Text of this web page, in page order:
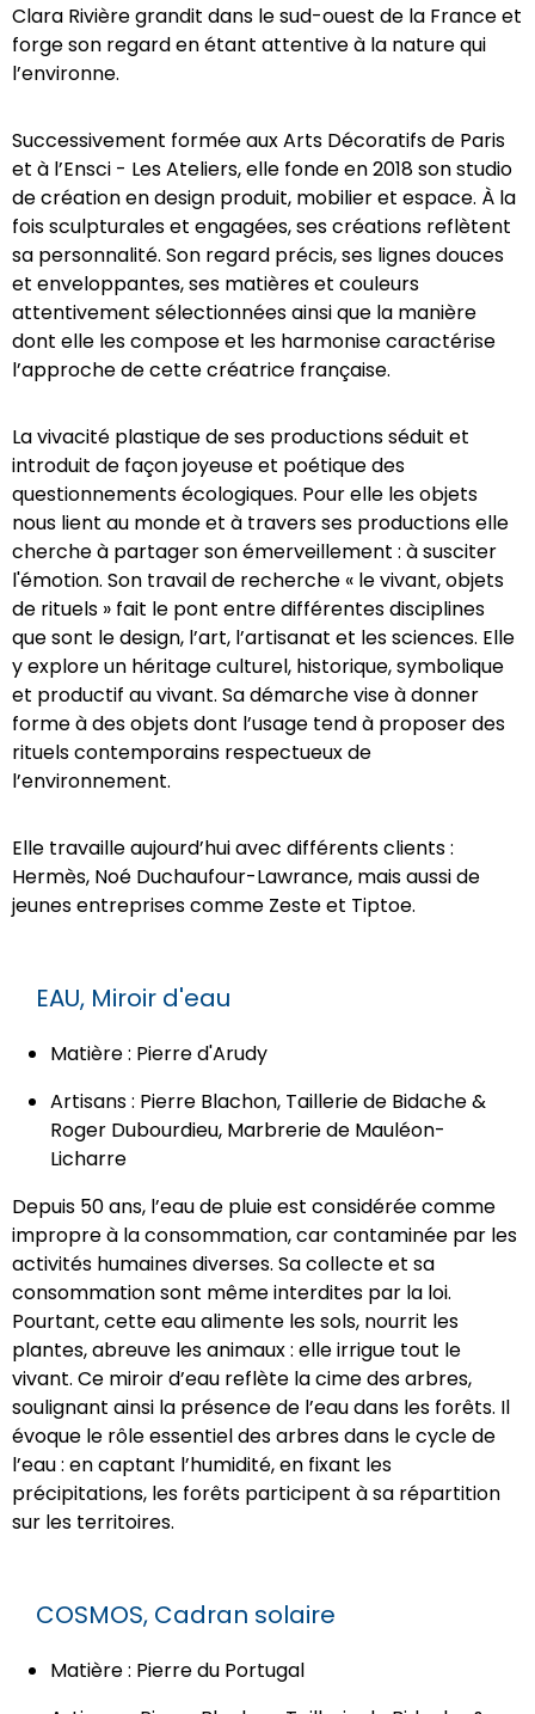
Clara Rivière grandit dans le sud-ouest de la France et
forge son regard en étant attentive à la nature qui
l’environne.
Successivement formée aux Arts Décoratifs de Paris
et à l’Ensci - Les Ateliers, elle fonde en 2018 son studio
de création en design produit, mobilier et espace. À la
fois sculpturales et engagées, ses créations reflètent
sa personnalité. Son regard précis, ses lignes douces
et enveloppantes, ses matières et couleurs
attentivement sélectionnées ainsi que la manière
dont elle les compose et les harmonise caractérise
l’approche de cette créatrice française.
La vivacité plastique de ses productions séduit et
introduit de façon joyeuse et poétique des
questionnements écologiques. Pour elle les objets
nous lient au monde et à travers ses productions elle
cherche à partager son émerveillement : à susciter
l'émotion. Son travail de recherche « le vivant, objets
de rituels » fait le pont entre différentes disciplines
que sont le design, l’art, l’artisanat et les sciences. Elle
y explore un héritage culturel, historique, symbolique
et productif au vivant. Sa démarche vise à donner
forme à des objets dont l’usage tend à proposer des
rituels contemporains respectueux de
l’environnement.
Elle travaille aujourd’hui avec différents clients :
Hermès, Noé Duchaufour-Lawrance, mais aussi de
jeunes entreprisescomme Zeste et Tiptoe.
EAU, Miroir d'eau
Matière : Pierre d'Arudy
Artisans : Pierre Blachon, Taillerie de Bidache &
Roger Dubourdieu, Marbrerie de Mauléon-
Licharre
Depuis 50 ans, l’eau de pluie est considérée comme
impropre à la consommation, car contaminée par les
activités humaines diverses. Sa collecte et sa
consommation sont même interdites par la loi.
Pourtant, cette eau alimente les sols, nourrit les
plantes, abreuve les animaux : elle irrigue tout le
vivant. Ce miroir d’eau reflète la cime des arbres,
soulignant ainsi la présence de l’eau dans les forêts. Il
évoque le rôle essentiel des arbres dans le cycle de
l’eau : en captant l’humidité, en fixant les
précipitations, les forêts participent à sa répartition
sur les territoires.
COSMOS, Cadran solaire
Matière : Pierre du Portugal